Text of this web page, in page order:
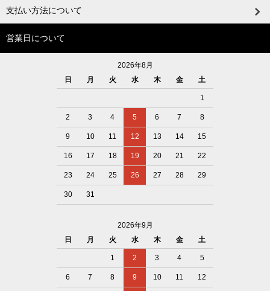
支払い方法について
営業日について
2026年8月
日
月 火 水 木 金 土
1
2 3 4 5 6 7 8
9 10 11 12 13 14 15
16 17 18 19 20 21 22
23 24 25 26 27 28 29
30 31
2026年9月
日
月 火 水 木 金 土
1 2 3 4 5
6 7 8 9 10 11 12